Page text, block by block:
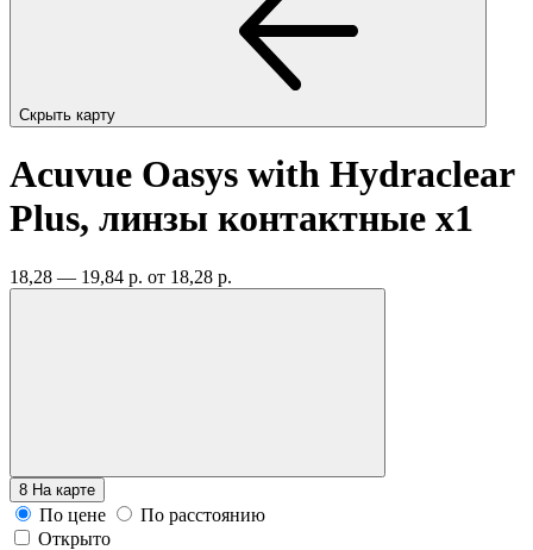
Скрыть карту
Acuvue Oasys with Hydraclear
Plus, линзы контактные x1
18,28 — 19,84 р. от 18,28 р.
8 На карте
По цене
По расстоянию
Открыто